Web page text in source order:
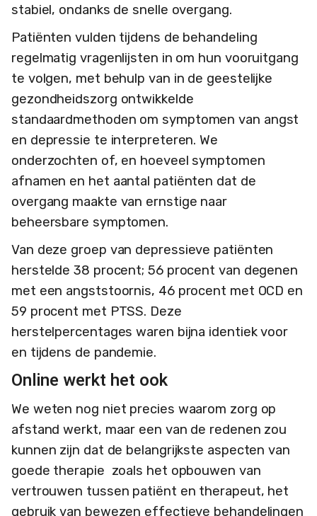
stabiel, ondanks de snelle overgang.
Patiënten vulden tijdens de behandeling
regelmatig vragenlijsten in om hun vooruitgang
te volgen, met behulp van in de geestelijke
gezondheidszorg ontwikkelde
standaardmethoden om symptomen van angst
en depressie te interpreteren. We
onderzochten of, en hoeveel symptomen
afnamen en het aantal patiënten dat de
overgang maakte van ernstige naar
beheersbare symptomen.
Van deze groep van depressieve patiënten
herstelde 38 procent; 56 procent van degenen
met een angststoornis, 46 procent met OCD en
59 procent met PTSS. Deze
herstelpercentages waren bijna identiek voor
en tijdens de pandemie.
Online werkt het ook
We weten nog niet precies waarom zorg op
afstand werkt, maar een van de redenen zou
kunnen zijn dat de belangrijkste aspecten van
goede therapie zoals het opbouwen van
vertrouwen tussen patiënt en therapeut, het
gebruik van bewezen effectieve behandelingen